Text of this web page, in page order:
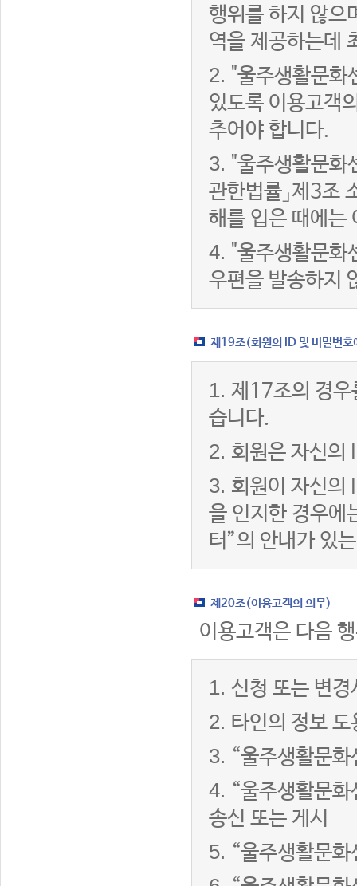
행위를 하지 않으
역을 제공하는데
2. "울주생활문화
있도록 이용고객
추어야 합니다.
3. "울주생활문화
관한법률」제3조
해를 입은 때에는
4. "울주생활문화
우편을 발송하지
제19조(회원의 ID 및 비밀번호
1. 제17조의 경우
습니다.
2. 회원은 자신의
3. 회원이 자신의
을 인지한 경우에
터”의 안내가 있
제20조(이용고객의 의무)
이용고객은 다음
1. 신청 또는 변
2. 타인의 정보 도
3. “울주생활문
4. “울주생활문
송신 또는 게시
5. “울주생활문